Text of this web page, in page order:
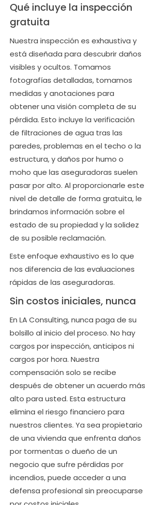
Qué incluye la inspección
gratuita
Nuestra inspección es exhaustiva y
está diseñada para descubrir daños
visibles y ocultos. Tomamos
fotografías detalladas, tomamos
medidas y anotaciones para
obtener una visión completa de su
pérdida. Esto incluye la verificación
de filtraciones de agua tras las
paredes, problemas en el techo o la
estructura, y daños por humo o
moho que las aseguradoras suelen
pasar por alto. Al proporcionarle este
nivel de detalle de forma gratuita, le
brindamos información sobre el
estado de su propiedad y la solidez
de su posible reclamación.
Este enfoque exhaustivo es lo que
nos diferencia de las evaluaciones
rápidas de las aseguradoras.
Sin costos iniciales, nunca
En LA Consulting, nunca paga de su
bolsillo al inicio del proceso. No hay
cargos por inspección, anticipos ni
cargos por hora. Nuestra
compensación solo se recibe
después de obtener un acuerdo más
alto para usted. Esta estructura
elimina el riesgo financiero para
nuestros clientes. Ya sea propietario
de una vivienda que enfrenta daños
por tormentas o dueño de un
negocio que sufre pérdidas por
incendios, puede acceder a una
defensa profesional sin preocuparse